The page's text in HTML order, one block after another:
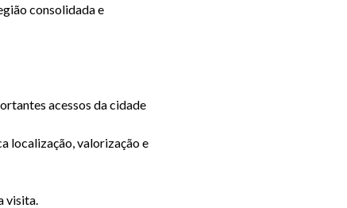
consolidada e
acessos da cidade
localização, valorização e
visita.